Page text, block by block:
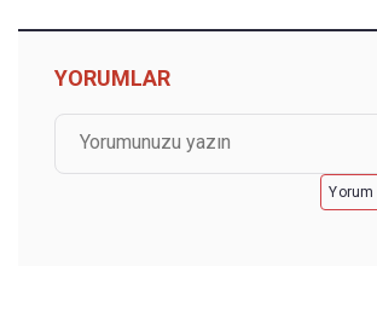
YORUMLAR
Yorum